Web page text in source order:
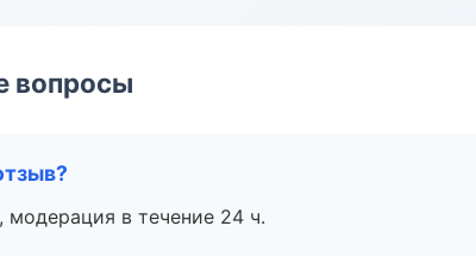
вопросы
модерация в течение 24 ч.